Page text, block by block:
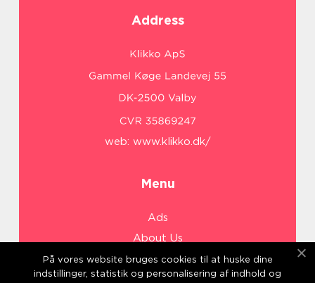
Address
web: www.klikko.dk/
Menu
Ads
About Us
Cookies
Contact
På vores website bruges cookies til at huske dine
indstillinger, statistik og personalisering af indhold og